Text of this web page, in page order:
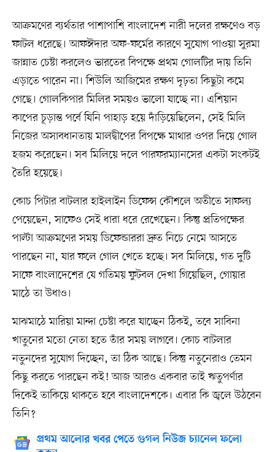
আক্রমণের ব্যর্থতার পাশাপাশি বাংলাদেশ নারী দলের রক্ষণেও বড়
ফাটল ধরেছে। আফঈদার অফ-ফর্মের কারণে সুযোগ পাওয়া সুরমা
জান্নাত চেষ্টা করলেও ভারতের বিপক্ষে প্রথম গোলটির দায় তিনি
এড়াতে পারেন না। শিউলি আজিমের রক্ষণ দৃঢ়তা কিছুটা কমে
গেছে। গোলকিপার মিলির সময়ও ভালো যাচ্ছে না। এশিয়ান
কাপের চূড়ান্ত পর্বে যিনি পাহাড় হয়ে দাঁড়িয়েছিলেন, সেই মিলি
নিজের অসাবধানতায় মালদ্বীপের বিপক্ষে মাথার ওপর দিয়ে গোল
হজম করেছেন। সব মিলিয়ে দলে পারফরম্যানসের একটা সংকটই
তৈরি হয়েছে।
কোচ পিটার বাটলার হাইলাইন ডিফেন্স কৌশলে অতীতে সাফল্য
পেয়েছেন, সাফেও সেই ধারা ধরে রেখেছেন। কিন্তু প্রতিপক্ষের
পাল্টা আক্রমণের সময় ডিফেন্ডাররা দ্রুত নিচে নেমে আসতে
পারছেন না, যার ফলে গোল খেতে হচ্ছে। সব মিলিয়ে, গত দুটি
সাফে বাংলাদেশের যে গতিময় ফুটবল দেখা গিয়েছিল, গোয়ার
মাঠে তা উধাও।
মাঝমাঠে মারিয়া মান্দা চেষ্টা করে যাচ্ছেন ঠিকই, তবে সাবিনা
খাতুনের মতো নেতা হতে তাঁর সময় লাগবে। কোচ বাটলার
নতুনদের সুযোগ দিচ্ছেন, তা ঠিক আছে। কিন্তু নতুনেরাও তেমন
কিছু করতে পারছেন কই! আজ আরও একবার তাই ঋতুপর্ণার
দিকেই তাকিয়ে থাকতে হবে বাংলাদেশকে। এবার কি জ্বলে উঠবেন
তিনি?
প্রথম আলোর খবর পেতে গুগল নিউজ চ্যানেল ফলো